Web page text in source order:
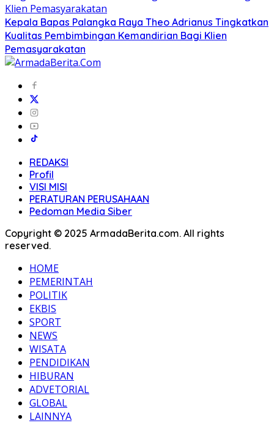
Kepala Bapas Palangka Raya Theo Adrianus Tingkatkan
Kualitas Pembimbingan Kemandirian Bagi Klien
Pemasyarakatan
REDAKSI
Profil
VISI MISI
PERATURAN PERUSAHAAN
Pedoman Media Siber
Copyright © 2025 ArmadaBerita.com. All rights
reserved.
HOME
PEMERINTAH
POLITIK
EKBIS
SPORT
NEWS
WISATA
PENDIDIKAN
HIBURAN
ADVETORIAL
GLOBAL
LAINNYA